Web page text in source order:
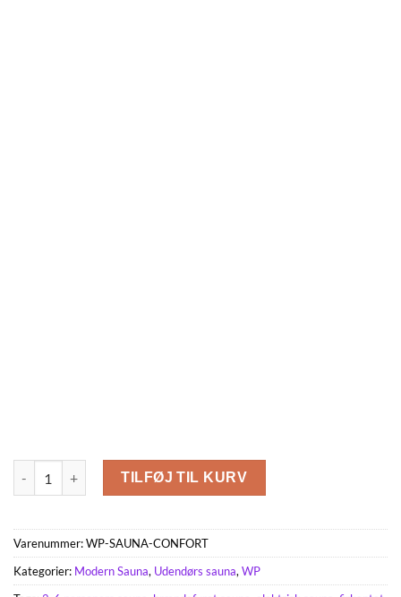
Modern Sauna Comfort 3.0 x 2.3 m antal
TILFØJ TIL KURV
Varenummer:WP-SAUNA-CONFORT
Kategorier: Modern Sauna, Udendørs sauna, WP